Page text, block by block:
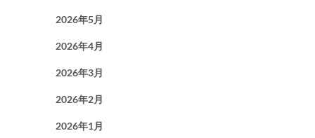
2026年5月
2026年4月
2026年3月
2026年2月
2026年1月